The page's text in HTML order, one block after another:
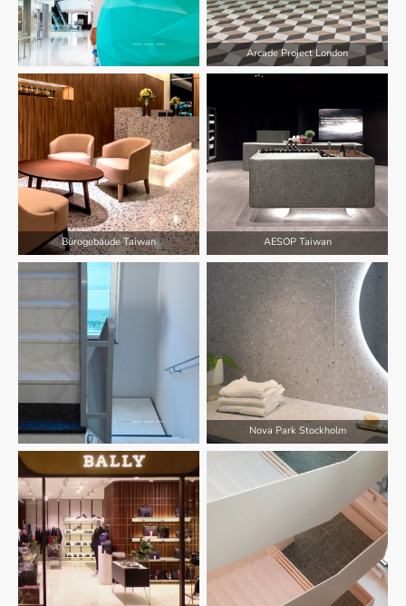
Arcade Project London
Bürogebäude Taiwan AESOP Taiwan
Nova Park Stockholm